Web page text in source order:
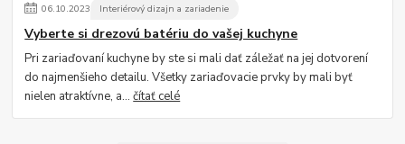
06.10.2023 Interiérový dizajn a zariadenie
Vyberte si drezovú batériu do vašej kuchyne
Pri zariaďovaní kuchyne by ste si mali dať záležať na jej dotvorení
do najmenšieho detailu. Všetky zariaďovacie prvky by mali byť
nielen atraktívne, a...čítať celé